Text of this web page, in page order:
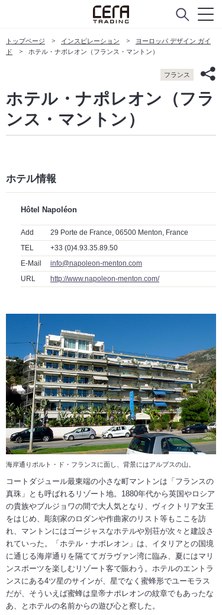
トップページ インスピレーション
ヨーロッパ デザイン ガイ
ド
ホテル・ナポレオン（フランス・マントン）
フランス
ホテル・ナポレオン（フラ
ンス・マントン）
ホテル情報
Hôtel Napoléon
Add
29 Porte de France, 06500 Menton, France
TEL
+33 (0)4.93.35.89.50
E-Mail
info@napoleon-menton.com
URL
http://www.napoleon-menton.com/
海岸通りポルト・ド・フランスに面し、背景にはアルプスの山。
コートダジュール最東端の小さな町マントンは「フランスの
真珠」とも呼ばれるリゾート地。1880年代から英国やロシア
の貴族やブルジョワの間で大人気となり、ヴィクトリア女王
をはじめ、彫刻家のロダンや作曲家のリスト等もここを訪
れ、マントンにはゴージャスなホテルや別荘が次々と建設さ
れていった。「ホテル・ナポレオン」は、イタリアとの国境
に通じる海岸通りを隔ててガラヴァン湾に臨み、夏にはマリ
ンスポーツを楽しむリゾート客で賑わう。ホテルのエントラ
ンスにある4ツ星のサインが、星でなく蜜蜂形でユーモラス
だが、そういえば蜜蜂は皇帝ナポレオンの紋章でもあったな
あ、とホテルの名前からの遊び心と察した。